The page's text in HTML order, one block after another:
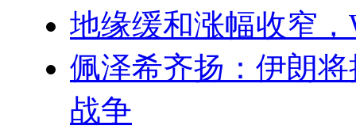
地缘缓和涨幅收窄
佩泽希齐扬：伊朗
战争